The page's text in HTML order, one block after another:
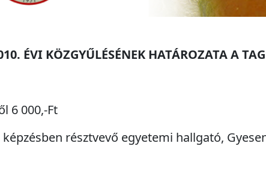
ÉVI KÖZGYŰLÉSÉNEK HATÁROZATA A
6 000,-Ft
résztvevő egyetemi hallgató,